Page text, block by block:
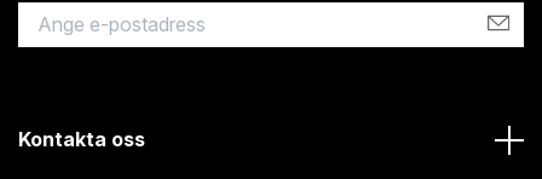
Kontakta oss